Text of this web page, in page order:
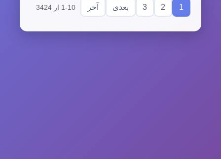
1
2
3 بعدی آخر 1-10 از 3424